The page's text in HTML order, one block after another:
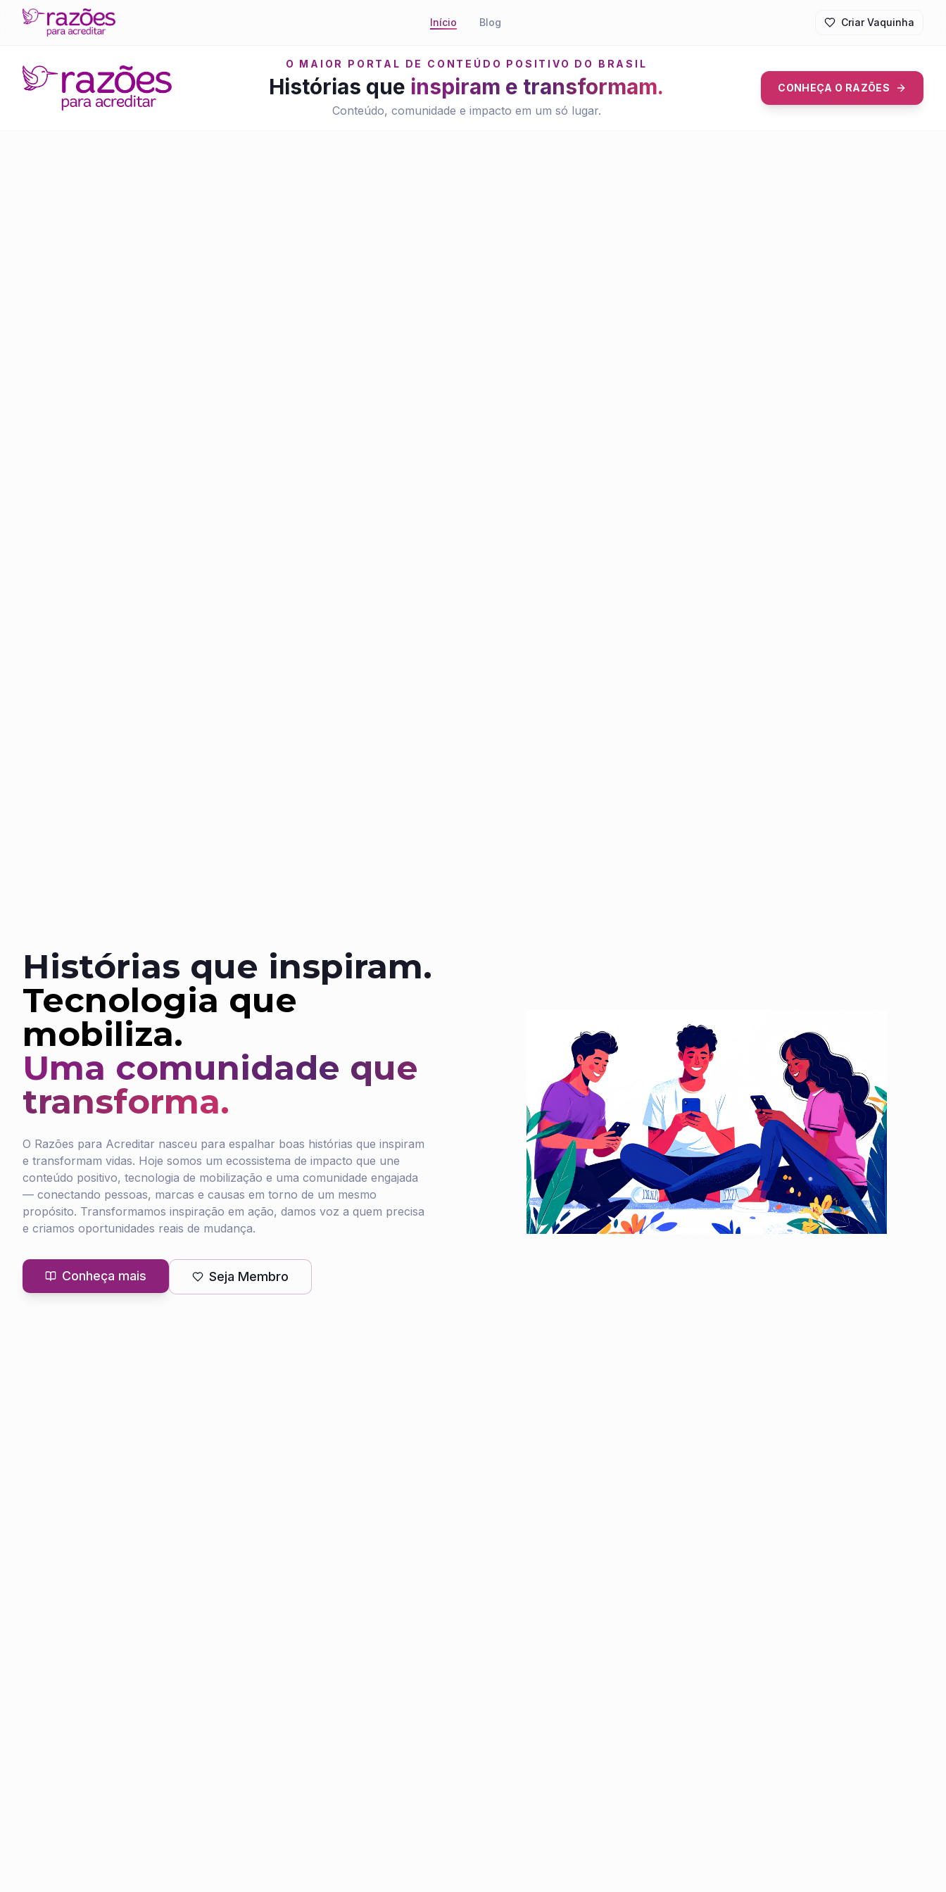
Início Blog Criar Vaquinha
O MAIOR PORTAL DE CONTEÚDO POSITIVO DO BRASIL
Histórias que inspiram e transformam.
Conteúdo, comunidade e impacto em um só lugar.
CONHEÇA O RAZÕES
Histórias que inspiram.
Tecnologia que
mobiliza.
Uma comunidade que
transforma.
O Razões para Acreditar nasceu para espalhar boas histórias que inspiram
e transformam vidas. Hoje somos um ecossistema de impacto que une
conteúdo positivo, tecnologia de mobilização e uma comunidade engajada
— conectando pessoas, marcas e causas em torno de um mesmo
propósito. Transformamos inspiração em ação, damos voz a quem precisa
e criamos oportunidades reais de mudança.
Conheça mais Seja Membro